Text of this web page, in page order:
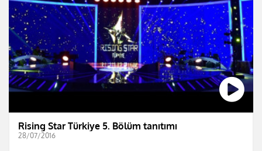
Rising Star Türkiye 5. Bölüm tanıtımı
28/07/2016